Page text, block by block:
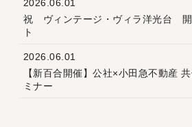
2026.06.01
祝 ヴィンテージ・ヴィラ洋光台 開
ト
2026.06.01
【新百合開催】公社×小田急不動産
ミナー